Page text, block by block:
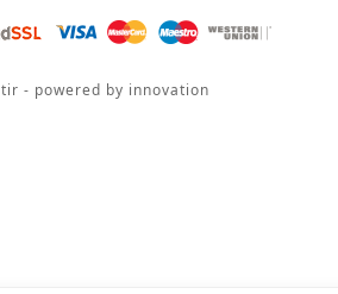
- powered by innovation